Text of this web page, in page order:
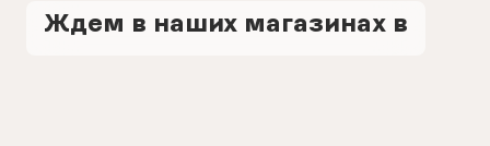
Ждем в наших магазинах в